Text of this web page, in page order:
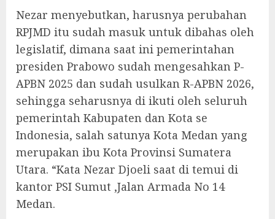
Nezar menyebutkan, harusnya perubahan
RPJMD itu sudah masuk untuk dibahas oleh
legislatif, dimana saat ini pemerintahan
presiden Prabowo sudah mengesahkan P-
APBN 2025 dan sudah usulkan R-APBN 2026,
sehingga seharusnya di ikuti oleh seluruh
pemerintah Kabupaten dan Kota se
Indonesia, salah satunya Kota Medan yang
merupakan ibu Kota Provinsi Sumatera
Utara. “Kata Nezar Djoeli saat di temui di
kantor PSI Sumut ,Jalan Armada No 14
Medan.